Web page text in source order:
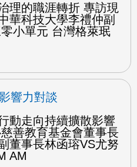
理的職涯轉折 專訪現
華科技大學李禮仲副
小單元 台灣格萊珉
響力對談
動走向持續擴散影響
善教育基金會董事長
董事長林函瑢VS尤努
AM